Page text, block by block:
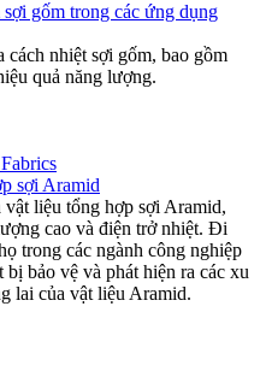
gốm trong các ứng dụng
cách nhiệt sợi gốm, bao gồm
quả năng lượng.
sợi Aramid
liệu tổng hợp sợi Aramid,
cao và điện trở nhiệt. Đi
trong các ngành công nghiệp
bảo vệ và phát hiện ra các xu
lai của vật liệu Aramid.